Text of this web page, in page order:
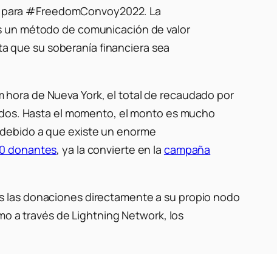
#FreedomConvoy2022. La
método de comunicación de valor
que su soberanía financiera sea
de Nueva York, el total de recaudado por
Hasta el momento, el monto es mucho
a que existe un enorme
donantes, ya la convierte en la campaña
las donaciones directamente a su propio nodo
a través de Lightning Network, los